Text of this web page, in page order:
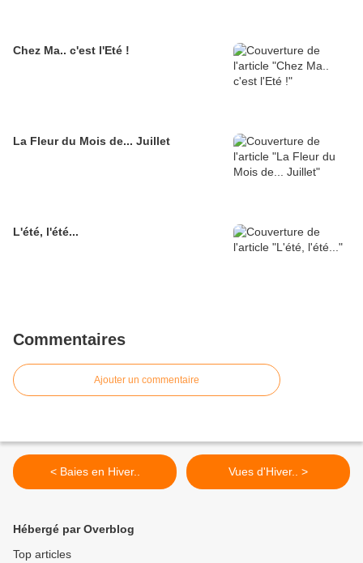
Chez Ma.. c'est l'Eté !
La Fleur du Mois de... Juillet
L'été, l'été...
Commentaires
Ajouter un commentaire
< Baies en Hiver.. Vues d'Hiver.. >
Hébergé par Overblog
Top articles